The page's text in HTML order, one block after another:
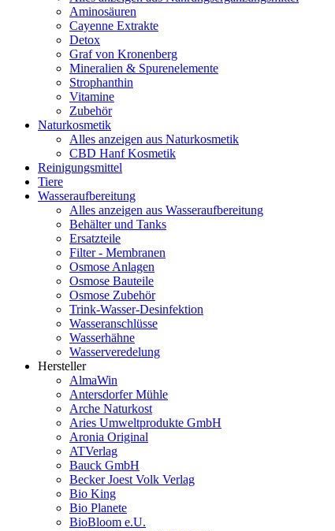
Aminosäuren
Cayenne Extrakte
Detox
Graf von Kronenberg
Mineralien & Spurenelemente
Strophanthin
Vitamine
Zubehör
Naturkosmetik
Alles anzeigen aus Naturkosmetik
CBD Hanf Kosmetik
Reinigungsmittel
Tiere
Wasseraufbereitung
Alles anzeigen aus Wasseraufbereitung
Behälter und Tanks
Ersatzteile
Filter - Membranen
Osmose Anlagen
Osmose Bauteile
Osmose Zubehör
Trink-Wasser-Desinfektion
Wasseranschlüsse
Wasserhähne
Wasserveredelung
Hersteller
AlmaWin
Antersdorfer Mühle
Arche Naturkost
Aries Umweltprodukte GmbH
Aronia Original
ATVerlag
Bauck GmbH
Becker Joest Volk Verlag
Bio King
Bio Planete
BioBloom e.U.